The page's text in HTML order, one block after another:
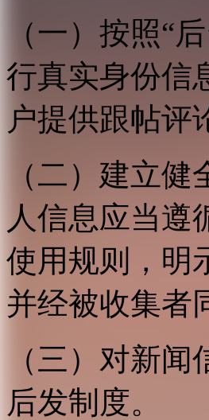
（一）按照“
行真实身份信
户提供跟帖评
（二）建立
人信息应当遵
使用规则，明
并经被收集者
（三）对新
后发制度。